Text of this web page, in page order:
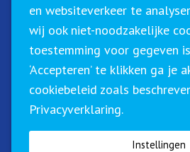
Sirius Training & Advies staat
CRKBO (Centraal Register Kort
betekent dat wij onze trainingen
richtlijnen btw-vrij (0%) kunnen
en websiteverkeer te
wij ook niet-noodzakelijke
toestemming voor gegeven
‘Accepteren’ te klikken ga je
cookiebeleid zoals
Privacyverklaring.
Instellingen